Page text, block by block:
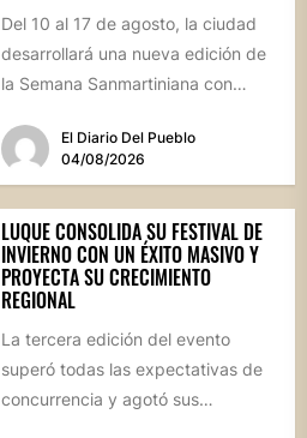
Del 10 al 17 de agosto, la ciudad
desarrollará una nueva edición de
la Semana Sanmartiniana con
El Diario Del Pueblo
04/08/2026
LUQUE CONSOLIDA SU FESTIVAL DE
INVIERNO CON UN ÉXITO MASIVO Y
PROYECTA SU CRECIMIENTO
REGIONAL
La tercera edición del evento
superó todas las expectativas de
concurrencia y agotó sus